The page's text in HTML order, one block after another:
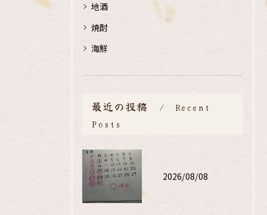
地酒
焼酎
海鮮
最近の投稿
Recent
Posts
2026/08/08